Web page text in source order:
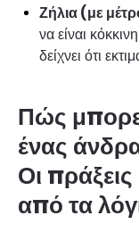
Ζήλια (με
να είναι
δείχνει ότι
Πώς
ένας
Οι
από τα